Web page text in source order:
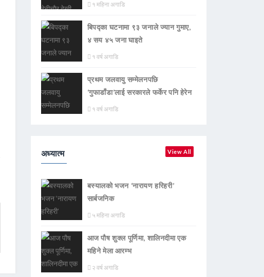
१ महिना अगाडि
बिपद्का घटनामा ९३ जनाले ज्यान गुमाए,
४ सय ४५ जना घाइते
१ वर्ष अगाडि
प्रथम जलवायु सम्मेलनपछि
‘गुफाडाँडा’लाई सरकारले फर्केर पनि हेरेन
१ वर्ष अगाडि
अध्यात्म View All
बस्यालको भजन ‘नारायण हरिहरी’
सार्बजनिक
५ महिना अगाडि
आज पौष शुक्ल पूर्णिमा, शालिनदीमा एक
महिने मेला आरम्भ
२ वर्ष अगाडि